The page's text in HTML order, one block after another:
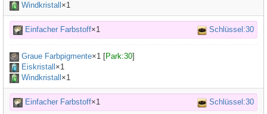
Windkristall ×1
Einfacher Farbstoff×1 Schlüssel:30
Graue Farbpigmente×1 [Park:30]
Eiskristall ×1
Windkristall ×1
Einfacher Farbstoff×1 Schlüssel:30